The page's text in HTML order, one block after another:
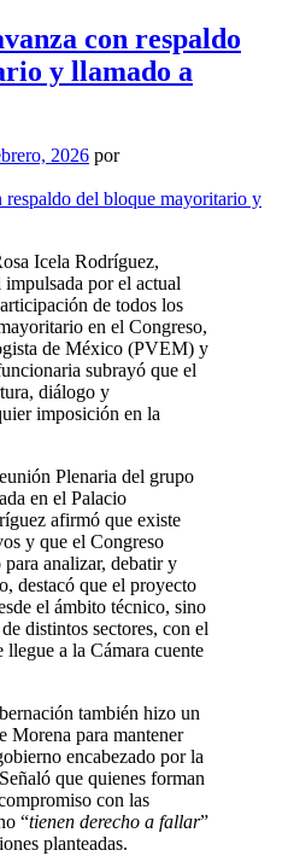
con respaldo
y llamado a
2026 por
Icela Rodríguez,
por el actual
de todos los
en el Congreso,
de México (PVEM) y
subrayó que el
diálogo y
imposición en la
Plenaria del grupo
en el Palacio
afirmó que existe
y que el Congreso
analizar, debatir y
destacó que el proyecto
el ámbito técnico, sino
distintos sectores, con el
a la Cámara cuente
también hizo un
Morena para mantener
encabezado por la
que quienes forman
con las
“tienen derecho a fallar”
planteadas.